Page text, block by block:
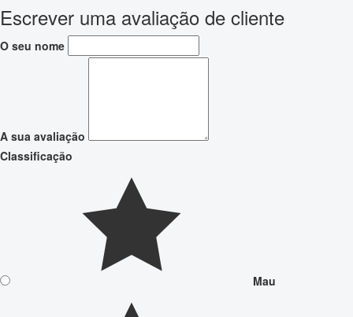
Escrever uma avaliação de cliente
O seu nome
A sua avaliação
Classificação
Mau